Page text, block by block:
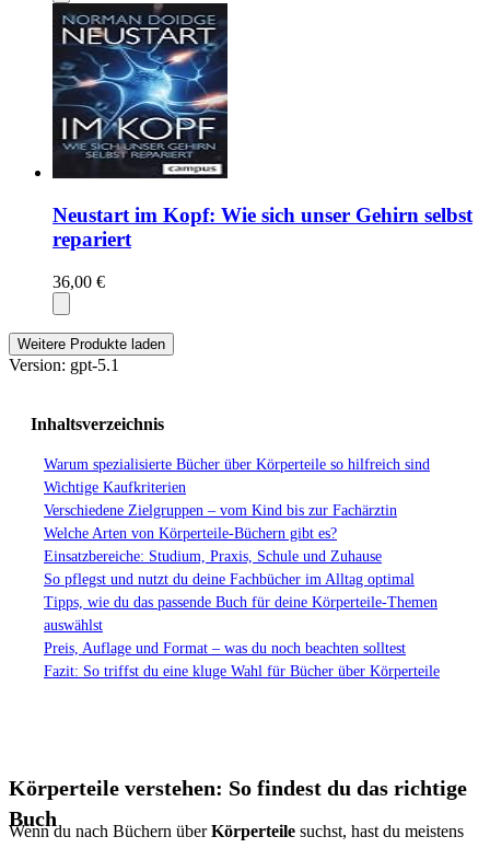
Neustart im Kopf: Wie sich unser Gehirn selbst
repariert
36,00 €
Weitere Produkte laden
Version: gpt-5.1
Körperteile verstehen: So findest du das richtige
Buch
Wenn du nach Büchern überKörperteile suchst, hast du meistens
Inhaltsverzeichnis
Warum spezialisierte Bücher über Körperteile so hilfreich sind
Wichtige Kaufkriterien
Verschiedene Zielgruppen – vom Kind bis zur Fachärztin
Welche Arten von Körperteile-Büchern gibt es?
Einsatzbereiche: Studium, Praxis, Schule und Zuhause
So pflegst und nutzt du deine Fachbücher im Alltag optimal
Tipps, wie du das passende Buch für deine Körperteile-Themen
auswählst
Preis, Auflage und Format – was du noch beachten solltest
Fazit: So triffst du eine kluge Wahl für Bücher über Körperteile